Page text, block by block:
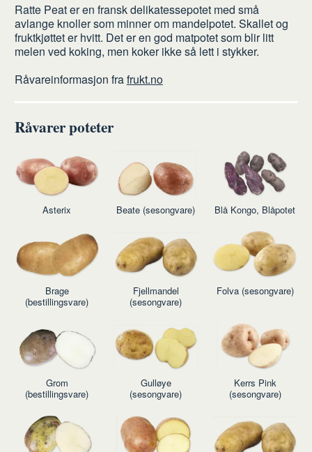
Ratte Peat er en fransk delikatessepotet med små
avlange knoller som minner om mandelpotet. Skallet og
fruktkjøttet er hvitt. Det er en god matpotet som blir litt
melen ved koking, men koker ikke så lett i stykker.
Råvareinformasjon frafrukt.no
Råvarer poteter
Asterix Beate (sesongvare) Blå Kongo, Blåpotet
Brage
(bestillingsvare)
Fjellmandel
(sesongvare)
Folva (sesongvare)
Grom
(bestillingsvare)
Gulløye
(sesongvare)
Kerrs Pink
(sesongvare)